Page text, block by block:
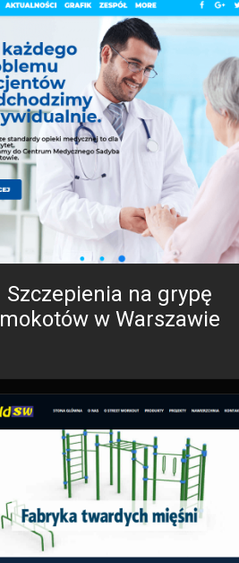
Szczepienia na grypę
mokotów w Warszawie